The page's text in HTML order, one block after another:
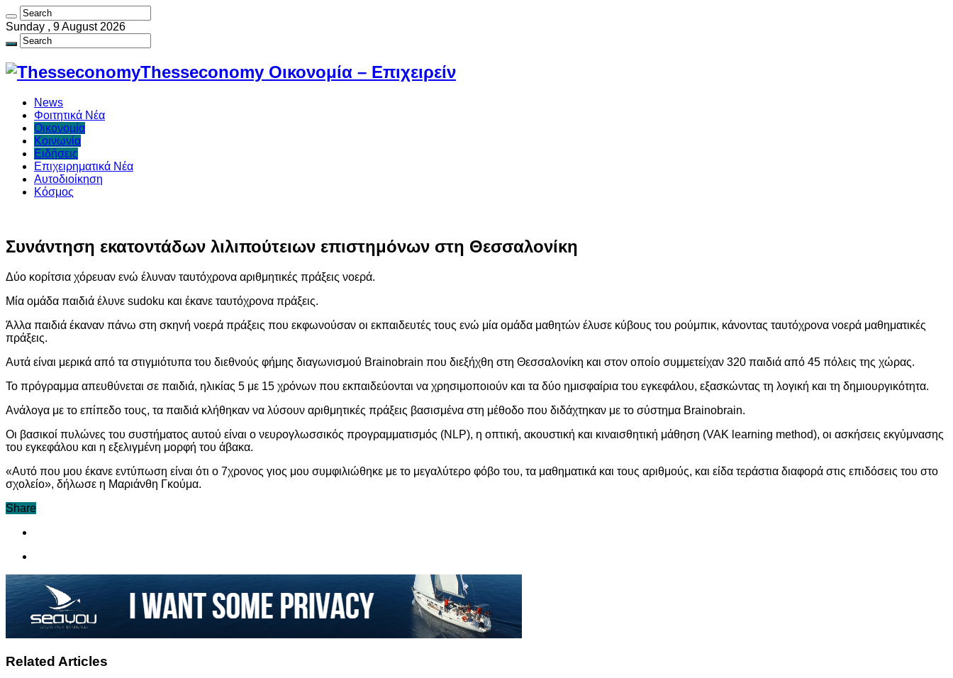
Sunday , 9 August 2026
Thesseconomy Οικονομία – Επιχειρείν
News
Φοιτητικά Νέα
Οικονομία
Κοινωνία
Ειδήσεις
Επιχειρηματικά Νέα
Αυτοδιοίκηση
Κόσμος
Συνάντηση εκατοντάδων λιλιπούτειων επιστημόνων στη Θεσσαλονίκη
Δύο κορίτσια χόρευαν ενώ έλυναν ταυτόχρονα αριθμητικές πράξεις νοερά.
Μία ομάδα παιδιά έλυνε sudoku και έκανε ταυτόχρονα πράξεις.
Άλλα παιδιά έκαναν πάνω στη σκηνή νοερά πράξεις που εκφωνούσαν οι εκπαιδευτές τους ενώ μία ομάδα μαθητών έλυσε κύβους του ρούμπικ, κάνοντας ταυτόχρονα νοερά μαθηματικές
πράξεις.
Αυτά είναι μερικά από τα στιγμιότυπα του διεθνούς φήμης διαγωνισμού Brainobrain που διεξήχθη στη Θεσσαλονίκη και στον οποίο συμμετείχαν 320 παιδιά από 45 πόλεις της χώρας.
Το πρόγραμμα απευθύνεται σε παιδιά, ηλικίας 5 με 15 χρόνων που εκπαιδεύονται να χρησιμοποιούν και τα δύο ημισφαίρια του εγκεφάλου, εξασκώντας τη λογική και τη δημιουργικότητα.
Ανάλογα με το επίπεδο τους, τα παιδιά κλήθηκαν να λύσουν αριθμητικές πράξεις βασισμένα στη μέθοδο που διδάχτηκαν με το σύστημα Brainobrain.
Οι βασικοί πυλώνες του συστήματος αυτού είναι ο νευρογλωσσικός προγραμματισμός (NLP), η οπτική, ακουστική και κιναισθητική μάθηση (VAK learning method), οι ασκήσεις εκγύμνασης
του εγκεφάλου και η εξελιγμένη μορφή του άβακα.
«Αυτό που μου έκανε εντύπωση είναι ότι ο 7χρονος γιος μου συμφιλιώθηκε με το μεγαλύτερο φόβο του, τα μαθηματικά και τους αριθμούς, και είδα τεράστια διαφορά στις επιδόσεις του στο
σχολείο», δήλωσε η Μαριάνθη Γκούμα.
Share
Related Articles